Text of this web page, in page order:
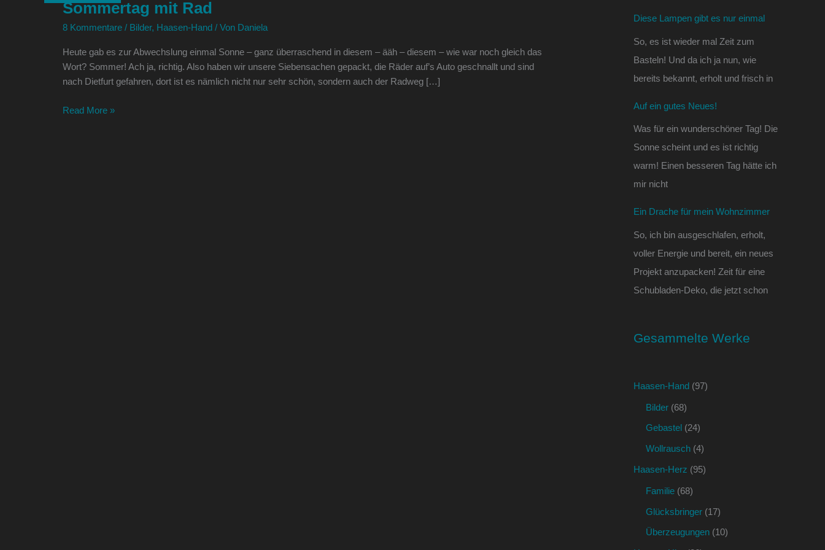
Sommertag mit Rad
8 Kommentare / Bilder, Haasen-Hand / Von Daniela
Heute gab es zur Abwechslung einmal Sonne – ganz überraschend in diesem – ääh – diesem – wie war noch gleich das
Wort? Sommer! Ach ja, richtig. Also haben wir unsere Siebensachen gepackt, die Räder auf’s Auto geschnallt und sind
nach Dietfurt gefahren, dort ist es nämlich nicht nur sehr schön, sondern auch der Radweg […]
Rad
Read More »
Diese Lampen gibt es nur einmal
So, es ist wieder mal Zeit zum
Basteln! Und da ich ja nun, wie
bereits bekannt, erholt und frisch in
Auf ein gutes Neues!
Was für ein wunderschöner Tag! Die
Sonne scheint und es ist richtig
warm! Einen besseren Tag hätte ich
mir nicht
Ein Drache für mein Wohnzimmer
So, ich bin ausgeschlafen, erholt,
voller Energie und bereit, ein neues
Projekt anzupacken! Zeit für eine
Schubladen-Deko, die jetzt schon
Gesammelte Werke
Haasen-Hand (97)
Bilder (68)
Gebastel (24)
Wollrausch (4)
Haasen-Herz (95)
Familie (68)
Glücksbringer (17)
Überzeugungen (10)